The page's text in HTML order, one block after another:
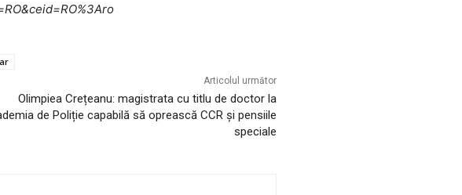
Articolul următor
Olimpiea Crețeanu: magistrata cu titlu de doctor la
de Poliție capabilă să oprească CCR și pensiile
speciale